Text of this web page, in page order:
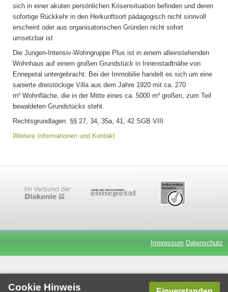
sich in einer akuten persönlichen Krisensituation befinden und deren
sofortige Rückkehr in den Herkunftsort pädagogisch nicht sinnvoll
erscheint oder aus organisatorischen Gründen nicht sofort
umsetzbar ist
Die Jungen-Intensiv-Wohngruppe Plus ist in einem alleinstehenden
Wohnhaus auf einem großen Grundstück in Innenstadtnähe von
Ennepetal untergebracht. Bei der Immobilie handelt es sich um eine
sanierte dreistöckige Villa aus dem Jahre 1920 mit ca. 270
m² Wohnfläche, die in der Mitte eines ca. 5000 m² großen, zum Teil
bewaldeten Grundstücks steht.
Rechtsgrundlagen: §§ 27, 34, 35a, 41, 42 SGB VIII
Weitere Informationen und Kontakt
Impressum Datenschutz
Cookie Hinweis